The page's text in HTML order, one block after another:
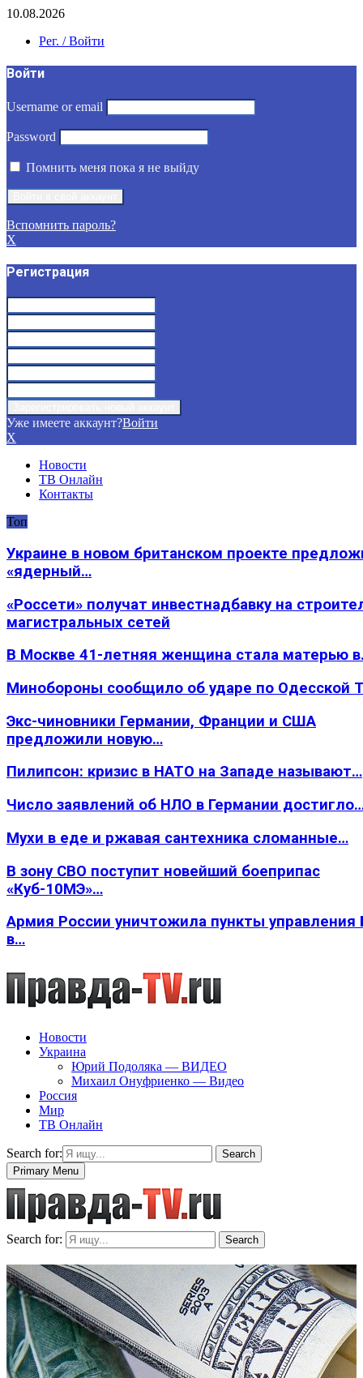
10.08.2026
Рег. / Войти
Войти
Username or email
Password
Помнить меня пока я не выйду
Вспомнить пароль?
X
Регистрация
Уже имеете аккаунт?Войти
X
Новости
ТВ Онлайн
Контакты
Топ
Украине в новом британском проекте
«ядерный…
«Россети» получат инвестнадбавку на
магистральных сетей
В Москве 41-летняя женщина стала матерью
Минобороны сообщило об ударе по Одесской
Экс-чиновники Германии, Франции и США
предложили новую…
Пилипсон: кризис в НАТО на Западе называют…
Число заявлений об НЛО в Германии
Мухи в еде и ржавая сантехника сломанные…
В зону СВО поступит новейший боеприпас
«Куб-10МЭ»…
Армия России уничтожила пункты
в…
Новости
Украина
Юрий Подоляка — ВИДЕО
Михаил Онуфриенко — Видео
Россия
Мир
ТВ Онлайн
Search for:
Search
Primary Menu
Search for: Search